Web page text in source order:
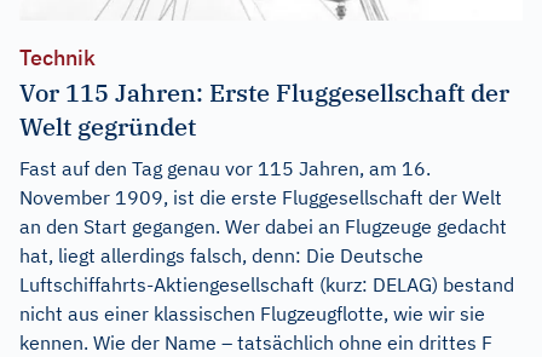
Technik
Vor 115 Jahren: Erste Fluggesellschaft der
Welt gegründet
Fast auf den Tag genau vor 115 Jahren, am 16.
November 1909, ist die erste Fluggesellschaft der Welt
an den Start gegangen. Wer dabei an Flugzeuge gedacht
hat, liegt allerdings falsch, denn: Die Deutsche
Luftschiffahrts-Aktiengesellschaft (kurz: DELAG) bestand
nicht aus einer klassischen Flugzeugflotte, wie wir sie
kennen. Wie der Name – tatsächlich ohne ein drittes F